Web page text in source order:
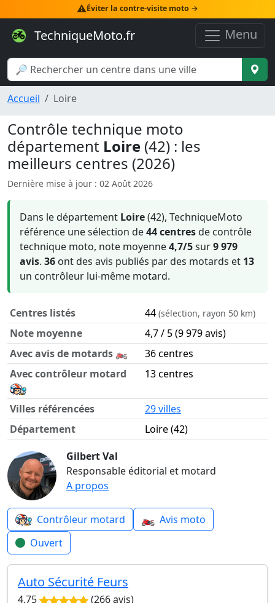
⚠️Éviter la contre-visite moto →
TechniqueMoto.fr Menu
Accueil Loire
Contrôle technique moto
département Loire (42) : les
meilleurs centres (2026)
Dernière mise à jour : 02 Août 2026
Dans le département Loire(42), TechniqueMoto
référence une sélection de44 centresde contrôle
technique moto, note moyenne4,7/5sur9 979
avis. 36 ont des avis publiés par des motards et 13
un contrôleur lui-même motard.
Centres listés 44 (sélection, rayon 50 km)
Note moyenne
4,7 / 5 (9 979 avis)
Avec avis de motards 🏍️
36 centres
Avec contrôleur motard
13 centres
Villes référencées
29 villes
Département
Loire (42)
Gilbert Val
Responsable éditorial et motard
A propos
Contrôleur motard 🏍️ Avis moto
Ouvert
Auto Sécurité Feurs
4.75 (266 avis)